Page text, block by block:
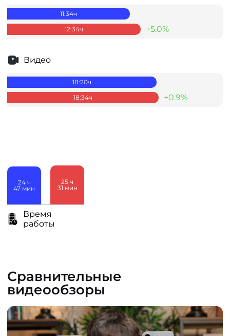
11:34ч
12:34ч +5.0%
Видео
18:20ч
18:34ч +0.9%
24 ч
47 мин
25 ч
31 мин
Время
работы
Сравнительные
видеообзоры